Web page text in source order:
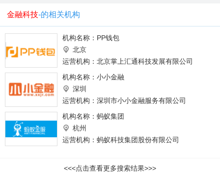
金融科技-的相关机构
机构名称： PP钱包
北京
运营机构：北京掌上汇通科技发展有限公司
机构名称： 小小金融
深圳
运营机构：深圳市小小金融服务有限公司
机构名称： 蚂蚁集团
杭州
运营机构：蚂蚁科技集团股份有限公司
<<<点击查看更多搜索结果>>>